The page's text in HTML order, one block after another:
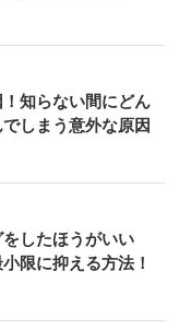
知らない間にどん
しまう意外な原因
したほうがいい
限に抑える方法！